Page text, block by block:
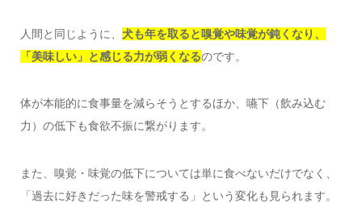
人間と同じように、 犬も年を取ると嗅覚や味覚が鈍くなり、
「美味しい」と感じる力が弱くなるのです。
体が本能的に食事量を減らそうとするほか、嚥下（飲み込む
力）の低下も食欲不振に繋がります。
また、嗅覚・味覚の低下については単に食べないだけでなく、
「過去に好きだった味を警戒する」という変化も見られます。